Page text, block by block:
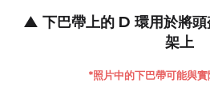
▲ 下巴帶上的 D 環用於將頭
架上
*照片中的下巴帶可能與實